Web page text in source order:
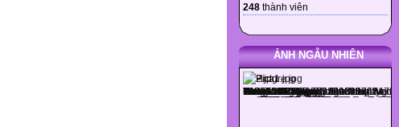
248 thành viên
ẢNH NGẪU NHIÊN